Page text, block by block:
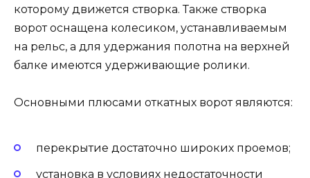
которому движется створка. Также створка
ворот оснащена колесиком, устанавливаемым
на рельс, а для удержания полотна на верхней
балке имеются удерживающие ролики.
Основными плюсами откатных ворот являются:
перекрытие достаточно широких проемов;
установка в условиях недостаточности